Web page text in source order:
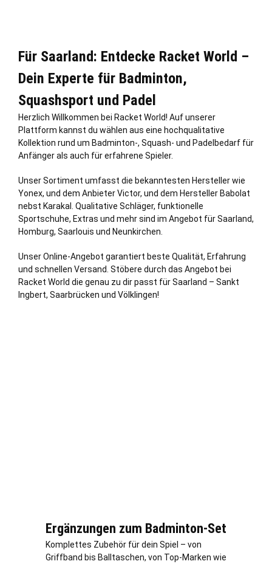
Für Saarland: Entdecke Racket World –
Dein Experte für Badminton,
Squashsport und Padel
Herzlich Willkommen bei Racket World! Auf unserer
Plattform kannst du wählen aus eine hochqualitative
Kollektion rund um Badminton-, Squash- und Padelbedarf für
Anfänger als auch für erfahrene Spieler.
Unser Sortiment umfasst die bekanntesten Hersteller wie
Yonex, und dem Anbieter Victor, und dem Hersteller Babolat
nebst Karakal. Qualitative Schläger, funktionelle
Sportschuhe, Extras und mehr sind im Angebot für Saarland,
Homburg, Saarlouis und Neunkirchen
Unser Online-Angebot garantiert beste Qualität, Erfahrung
und schnellen Versand. Stöbere durch das Angebot bei
Racket World die genau zu dir passt für Saarland – Sankt
Ingbert, Saarbrücken und Völklingen!
Ergänzungen zum Badminton-Set
Komplettes Zubehör für dein Spiel – von
Griffband bis Balltaschen, von Top-Marken wie